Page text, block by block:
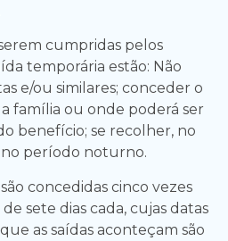
cumpridas pelos
temporária estão: Não
e/ou similares; conceder o
família ou onde poderá ser
benefício; se recolher, no
período noturno.
concedidas cinco vezes
sete dias cada, cujas datas
as saídas aconteçam são